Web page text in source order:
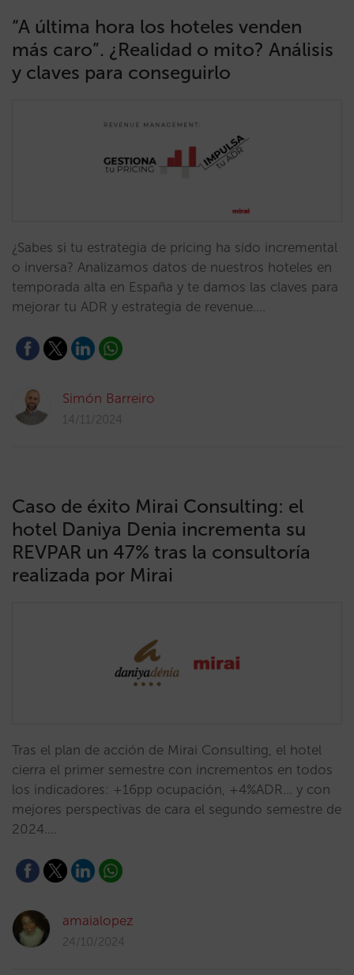
“A última hora los hoteles venden
más caro”. ¿Realidad o mito? Análisis
y claves para conseguirlo
¿Sabes si tu estrategia de pricing ha sido incremental
o inversa? Analizamos datos de nuestros hoteles en
temporada alta en España y te damos las claves para
mejorar tu ADR y estrategia de revenue.…
Simón Barreiro
14/11/2024
Caso de éxito Mirai Consulting: el
hotel Daniya Denia incrementa su
REVPAR un 47% tras la consultoría
realizada por Mirai
Tras el plan de acción de Mirai Consulting, el hotel
cierra el primer semestre con incrementos en todos
los indicadores: +16pp ocupación, +4%ADR... y con
mejores perspectivas de cara el segundo semestre de
2024.…
amaialopez
24/10/2024